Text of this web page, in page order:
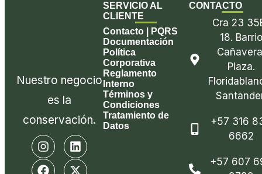
Nuestro negocio
es la
conservación.
I
n
s
L
i
n
F
a
c
X
-
t
E
n
v
SERVICIO AL
CLIENTE
Contacto | PQRS
Documentación
Política
Corporativa
Reglamento
Interno
Términos y
Condiciones
Tratamiento de
Datos
CONTACTO
Cra 23
18. Barrio
Plaza.
+57 316
6662
+57 607